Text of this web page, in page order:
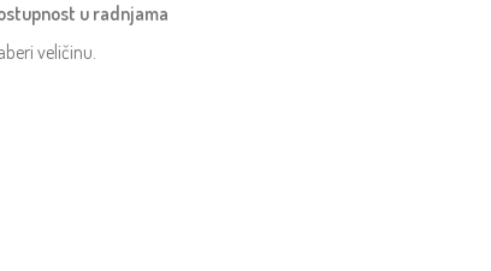
u radnjama
veličinu.